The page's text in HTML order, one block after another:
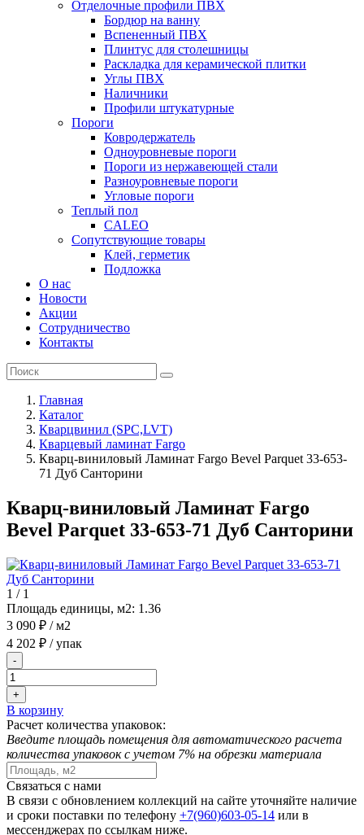
Отделочные профили ПВХ
Бордюр на ванну
Вспененный ПВХ
Плинтус для столешницы
Раскладка для керамической плитки
Углы ПВХ
Наличники
Профили штукатурные
Пороги
Ковродержатель
Одноуровневые пороги
Пороги из нержавеющей стали
Разноуровневые пороги
Угловые пороги
Теплый пол
CALEO
Сопутствующие товары
Клей, герметик
Подложка
О нас
Новости
Акции
Сотрудничество
Контакты
Главная
Каталог
Кварцвинил (SPC,LVT)
Кварцевый ламинат Fargo
Кварц-виниловый Ламинат Fargo Bevel Parquet 33-653-
71 Дуб Санторини
Кварц-виниловый Ламинат Fargo
Bevel Parquet 33-653-71 Дуб Санторини
1 / 1
Площадь единицы, м2: 1.36
3 090 ₽ / м2
4 202 ₽ / упак
-
+
В корзину
Расчет количества упаковок:
Введите площадь помещения для автоматического расчета
количества упаковок с учетом 7% на обрезки материала
Связаться с нами
В связи с обновлением коллекций на сайте уточняйте наличие
и сроки поставки по телефону +7(960)603-05-14 или в
мессенджерах по ссылкам ниже.